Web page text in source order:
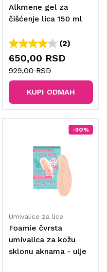
Alkmene gel za
čišćenje lica 150 ml
(2)
650,00 RSD
929,00 RSD
KUPI ODMAH
-30%
Umivalice za lice
Foamie čvrsta
umivalica za kožu
sklonu aknama - ulje